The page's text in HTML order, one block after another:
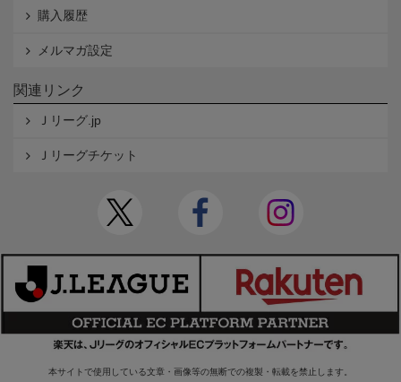
購入履歴
メルマガ設定
関連リンク
Ｊリーグ.jp
Ｊリーグチケット
本サイトで使用している文章・画像等の無断での複製・転載を禁止します。